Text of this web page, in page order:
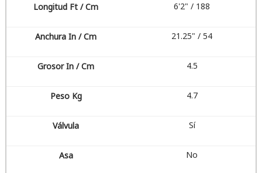
6'2" / 188
21.25" / 54
4.5
4.7
Sí
No